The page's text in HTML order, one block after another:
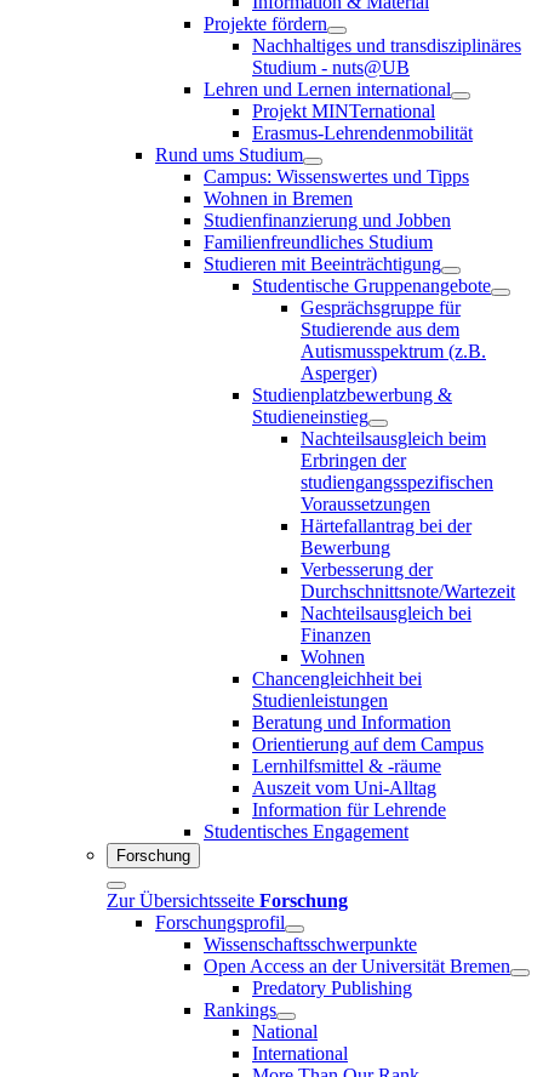
Projekte fördern
Nachhaltiges und transdisziplinäres
Studium - nuts@UB
Lehren und Lernen international
Projekt MINTernational
Erasmus-Lehrendenmobilität
Rund ums Studium
Campus: Wissenswertes und Tipps
Wohnen in Bremen
Studienfinanzierung und Jobben
Familienfreundliches Studium
Studieren mit Beeinträchtigung
Studentische Gruppenangebote
Gesprächsgruppe für
Studierende aus dem
Autismusspektrum (z.B.
Asperger)
Studienplatzbewerbung &
Studieneinstieg
Nachteilsausgleich beim
Erbringen der
studiengangsspezifischen
Voraussetzungen
Härtefallantrag bei der
Bewerbung
Verbesserung der
Durchschnittsnote/Wartezeit
Nachteilsausgleich bei
Finanzen
Wohnen
Chancengleichheit bei
Studienleistungen
Beratung und Information
Orientierung auf dem Campus
Lernhilfsmittel & -räume
Auszeit vom Uni-Alltag
Information für Lehrende
Studentisches Engagement
Forschung
Zur Übersichtsseite Forschung
Forschungsprofil
Wissenschaftsschwerpunkte
Open Access an der Universität Bremen
Predatory Publishing
Rankings
National
International